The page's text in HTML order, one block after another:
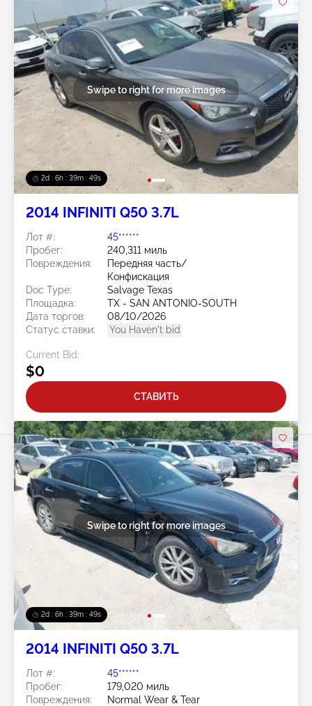
2d : 6h : 39m : 46s
Swipe to right for more images
2014 INFINITI Q50 3.7L
Лот #:
45******
Пробег:
240,311 миль
Повреждения:
Передняя часть/
Конфискация
Doc Type:
Salvage Texas
Площадка:
TX - SAN ANTONIO-SOUTH
Дата торгов:
08/10/2026
Статус ставки:
You Haven't bid
Current Bid:
$0
СТАВИТЬ
2d : 6h : 39m : 46s
Swipe to right for more images
2014 INFINITI Q50 3.7L
Лот #:
45******
Пробег:
179,020 миль
Повреждения:
Normal Wear & Tear